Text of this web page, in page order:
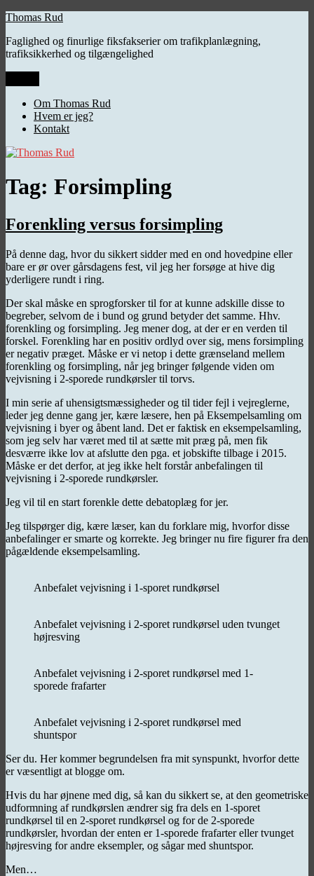
Videre
indhold
Thomas Rud
Faglighed og finurlige fiksfakserier om trafikplanlægning,
trafiksikkerhed og tilgængelighed
Om Thomas Rud
Hvem er jeg?
Kontakt
Tag: Forsimpling
Forenkling versus forsimpling
På denne dag, hvor du sikkert sidder med en ond hovedpine eller
bare er ør over gårsdagens fest, vil jeg her forsøge at hive dig
yderligere rundt i ring.
Der skal måske en sprogforsker til for at kunne adskille disse to
begreber, selvom de i bund og grund betyder det samme. Hhv.
forenkling og forsimpling. Jeg mener dog, at der er en verden til
forskel. Forenkling har en positiv ordlyd over sig, mens forsimpling
er negativ præget. Måske er vi netop i dette grænseland mellem
forenkling og forsimpling, når jeg bringer følgende viden om
vejvisning i 2-sporede rundkørsler til torvs.
I min serie af uhensigtsmæssigheder og til tider fejl i vejreglerne,
leder jeg denne gang jer, kære læsere, hen på Eksempelsamling om
vejvisning i byer og åbent land. Det er faktisk en eksempelsamling,
som jeg selv har været med til at sætte mit præg på, men fik
desværre ikke lov at afslutte den pga. et jobskifte tilbage i 2015.
Måske er det derfor, at jeg ikke helt forstår anbefalingen til
vejvisning i 2-sporede rundkørsler.
Jeg vil til en start forenkle dette debatoplæg for jer.
Jeg tilspørger dig, kære læser, kan du forklare mig, hvorfor disse
anbefalinger er smarte og korrekte. Jeg bringer nu fire figurer fra den
pågældende eksempelsamling.
Anbefalet vejvisning i 1-sporet rundkørsel
Anbefalet vejvisning i 2-sporet rundkørsel uden tvunget
højresving
Anbefalet vejvisning i 2-sporet rundkørsel med 1-
sporede frafarter
Anbefalet vejvisning i 2-sporet rundkørsel med
shuntspor
Ser du. Her kommer begrundelsen fra mit synspunkt, hvorfor dette
er væsentligt at blogge om.
Hvis du har øjnene med dig, så kan du sikkert se, at den geometriske
udformning af rundkørslen ændrer sig fra dels en 1-sporet
rundkørsel til en 2-sporet rundkørsel og for de 2-sporede
rundkørsler, hvordan der enten er 1-sporede frafarter eller tvunget
højresving for andre eksempler, og sågar med shuntspor.
Men…